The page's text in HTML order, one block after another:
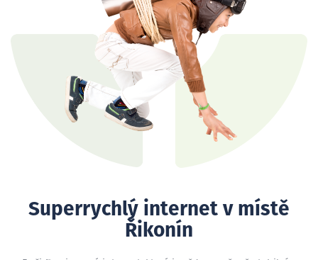
Superrychlý internet v místě
Řikonín